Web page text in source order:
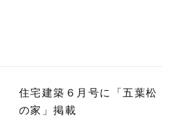
住宅建築６月号に「五葉松
の家」掲載